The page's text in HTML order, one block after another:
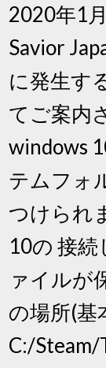
2020年1
Savior
に発生す
てご案内
windows
テムフォ
つけられ
10の 接
ァイルが
の場所(基
C:/